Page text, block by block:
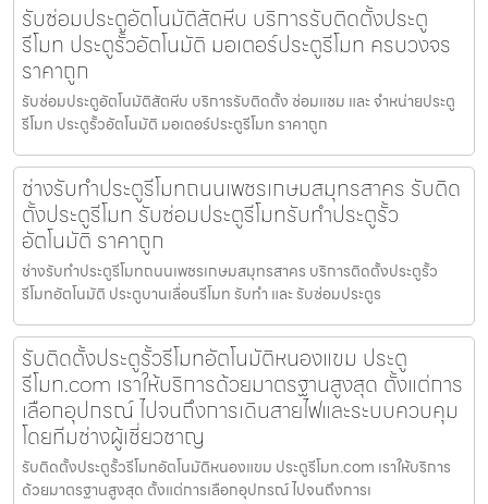
รับซ่อมประตูอัตโนมัติสัตหีบ บริการรับติดตั้งประตู
รีโมท ประตูรั้วอัตโนมัติ มอเตอร์ประตูรีโมท ครบวงจร
ราคาถูก
รับซ่อมประตูอัตโนมัติสัตหีบ บริการรับติดตั้ง ซ่อมแซม และ จำหน่ายประตู
รีโมท ประตูรั้วอัตโนมัติ มอเตอร์ประตูรีโมท ราคาถูก
ช่างรับทำประตูรีโมทถนนเพชรเกษมสมุทรสาคร รับติด
ตั้งประตูรีโมท รับซ่อมประตูรีโมทรับทำประตูรั้ว
อัตโนมัติ ราคาถูก
ช่างรับทำประตูรีโมทถนนเพชรเกษมสมุทรสาคร บริการติดตั้งประตูรั้ว
รีโมทอัตโนมัติ ประตูบานเลื่อนรีโมท รับทำ และ รับซ่อมประตูร
รับติดตั้งประตูรั้วรีโมทอัตโนมัติหนองแขม ประตู
รีโมท.com เราให้บริการด้วยมาตรฐานสูงสุด ตั้งแต่การ
เลือกอุปกรณ์ ไปจนถึงการเดินสายไฟและระบบควบคุม
โดยทีมช่างผู้เชี่ยวชาญ
รับติดตั้งประตูรั้วรีโมทอัตโนมัติหนองแขม ประตูรีโมท.com เราให้บริการ
ด้วยมาตรฐานสูงสุด ตั้งแต่การเลือกอุปกรณ์ ไปจนถึงการเ